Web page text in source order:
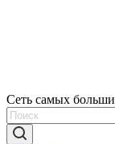
Сеть самых